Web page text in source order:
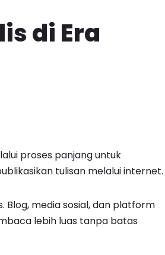
di Era
proses panjang untuk
tulisan melalui internet.
Blog, media sosial, dan platform
lebih luas tanpa batas